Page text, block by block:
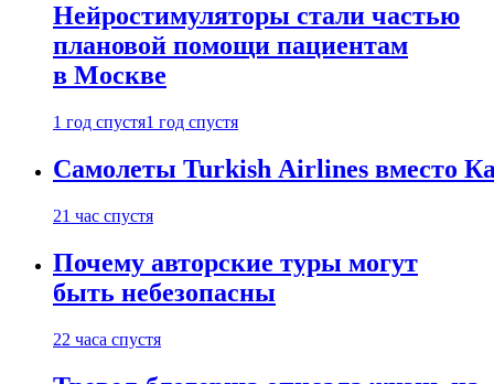
Нейростимуляторы стали частью
плановой помощи пациентам
в Москве
1 год спустя1 год спустя
Самолеты Turkish Airlines вместо
21 час спустя
Почему авторские туры могут
быть небезопасны
22 часа спустя